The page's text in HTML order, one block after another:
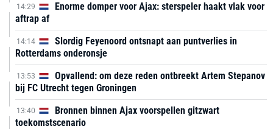
14:29
Enorme domper voor Ajax: sterspeler haakt vlak voor
aftrap af
14:14
Slordig Feyenoord ontsnapt aan puntverlies in
Rotterdams onderonsje
13:53
Opvallend: om deze reden ontbreekt Artem Stepanov
bij FC Utrecht tegen Groningen
13:40
Bronnen binnen Ajax voorspellen gitzwart
toekomstscenario